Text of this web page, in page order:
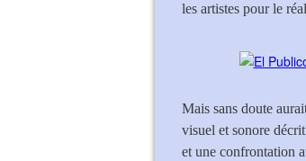
les artistes pour le
Mais sans doute
visuel et sonore
et une confrontation